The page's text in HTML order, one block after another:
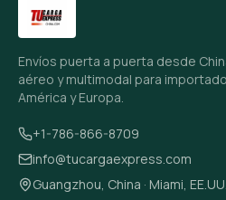
Envíos puerta a puerta desde
aéreo y multimodal para
América y Europa.
+1-786-866-8709
info@tucargaexpress.com
Guangzhou, China · Miami, EE.UU.